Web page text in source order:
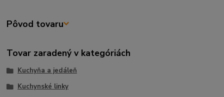
Pôvod tovaru
Tovar zaradený v kategóriách
Kuchyňa a jedáleň
Kuchynské linky